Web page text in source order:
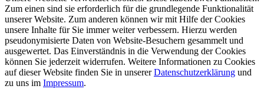
Zum einen sind sie erforderlich für die grundlegende Funktionalität
unserer Website. Zum anderen können wir mit Hilfe der Cookies
unsere Inhalte für Sie immer weiter verbessern. Hierzu werden
pseudonymisierte Daten von Website-Besuchern gesammelt und
ausgewertet. Das Einverständnis in die Verwendung der Cookies
können Sie jederzeit widerrufen. Weitere Informationen zu Cookies
auf dieser Website finden Sie in unsererDatenschutzerklärung und
zu uns im Impressum.